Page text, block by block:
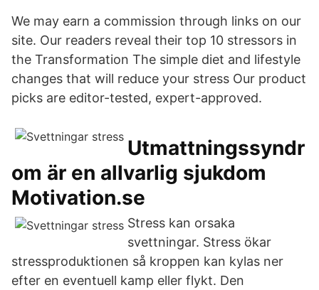
We may earn a commission through links on our
site. Our readers reveal their top 10 stressors in
the Transformation The simple diet and lifestyle
changes that will reduce your stress Our product
picks are editor-tested, expert-approved.
Utmattningssyndr
om är en allvarlig sjukdom
Motivation.se
Stress kan orsaka
svettningar. Stress ökar
stressproduktionen så kroppen kan kylas ner
efter en eventuell kamp eller flykt. Den